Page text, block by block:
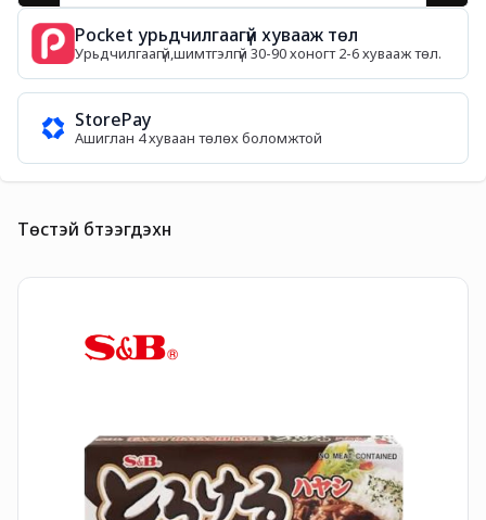
Pocket урьдчилгаагүй хувааж төл
Урьдчилгаагүй,шимтгэлгүй 30-90 хоногт 2-6 хувааж төл.
StorePay
Ашиглан 4 хуваан төлөх боломжтой
Төстэй бүтээгдэхүүн